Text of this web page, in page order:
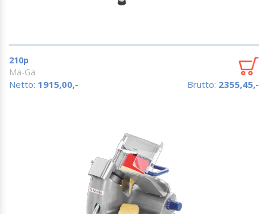
210p
Ma-Ga
Netto: 1915,00,- Brutto: 2355,45,-